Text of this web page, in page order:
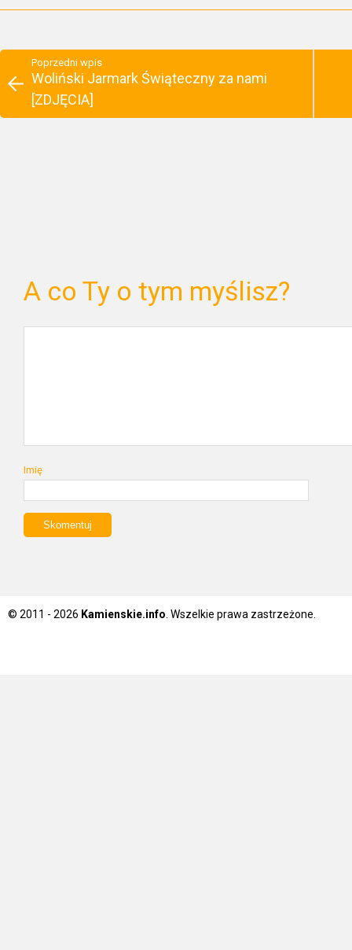
Poprzedni wpis
Woliński Jarmark Świąteczny za nami
[ZDJĘCIA]
A co Ty o tym myślisz?
Imię
© 2011 - 2026 Kamienskie.info . Wszelkie prawa zastrzeżone.